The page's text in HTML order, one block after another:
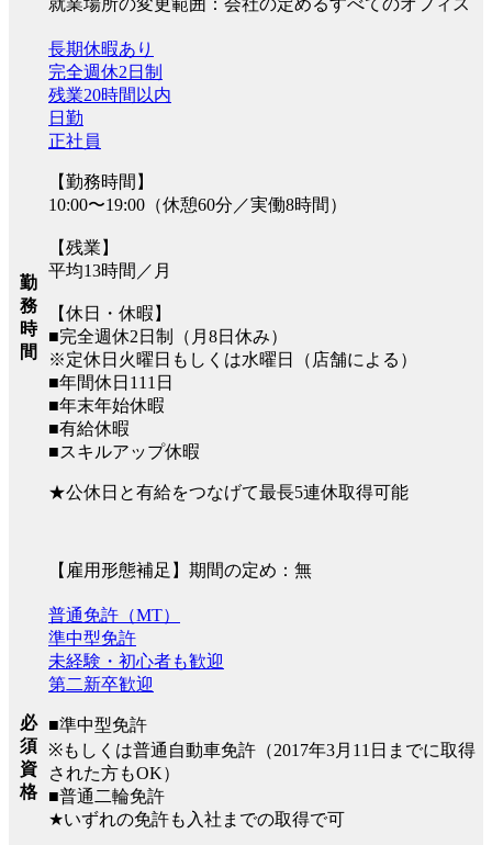
就業場所の変更範囲：会社の定めるすべてのオフィス
勤
務
時
間
長期休暇あり
完全週休2日制
残業20時間以内
日勤
正社員
【勤務時間】
10:00〜19:00（休憩60分／実働8時間）
【残業】
平均13時間／月
【休日・休暇】
■完全週休2日制（月8日休み）
※定休日火曜日もしくは水曜日（店舗による）
■年間休日111日
■年末年始休暇
■有給休暇
■スキルアップ休暇
★公休日と有給をつなげて最長5連休取得可能
【雇用形態補足】期間の定め：無
必
須
資
格
普通免許（MT）
準中型免許
未経験・初心者も歓迎
第二新卒歓迎
■準中型免許
※もしくは普通自動車免許（2017年3月11日までに取得
された方もOK）
■普通二輪免許
★いずれの免許も入社までの取得で可